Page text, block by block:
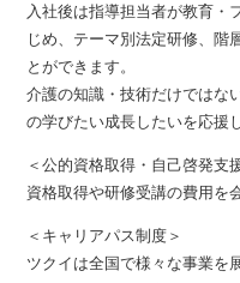
入社後は指導担当者が教育・
じめ、テーマ別法定研修、階
とができます。
介護の知識・技術だけではな
の学びたい成長したいを応援
＜公的資格取得・自己啓発支
資格取得や研修受講の費用を
＜キャリアパス制度＞
ツクイは全国で様々な事業を